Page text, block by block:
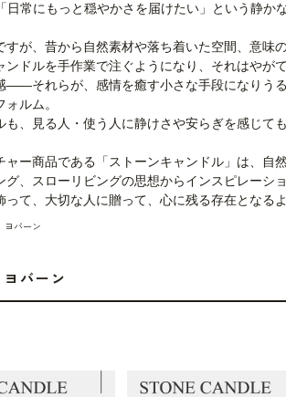
日常にもっと穏やかさを届けたい」という静か
すが、昔から自然素材や落ち着いた空間、意味
ンドルを手作業で注ぐようになり、それはやが
――それらが、感情を癒す小さな手段になりう
ルム。
も、見る人・使う人に静けさや安らぎを感じて
ャー商品である「ストーンキャンドル」は、自
グ、スローリビングの思想からインスピレーシ
って、大切な人に贈って、心に残る存在となる
バーン
バーン